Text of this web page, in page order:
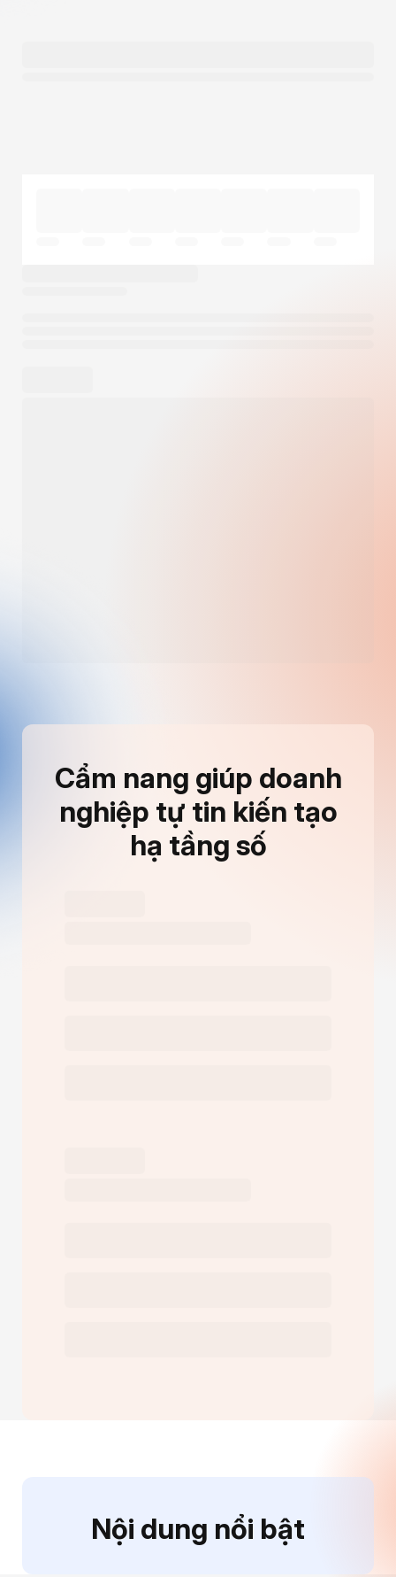
Cẩm nang giúp doanh
nghiệp tự tin kiến tạo
hạ tầng số
Nội dung nổi bật